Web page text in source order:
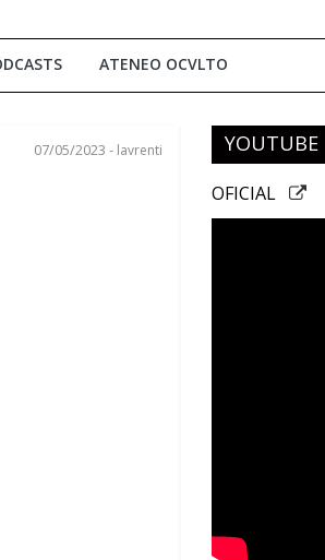
ATENEO OCVLTO
07/05/2023 - lavrenti YOUTUBE
OFICIAL